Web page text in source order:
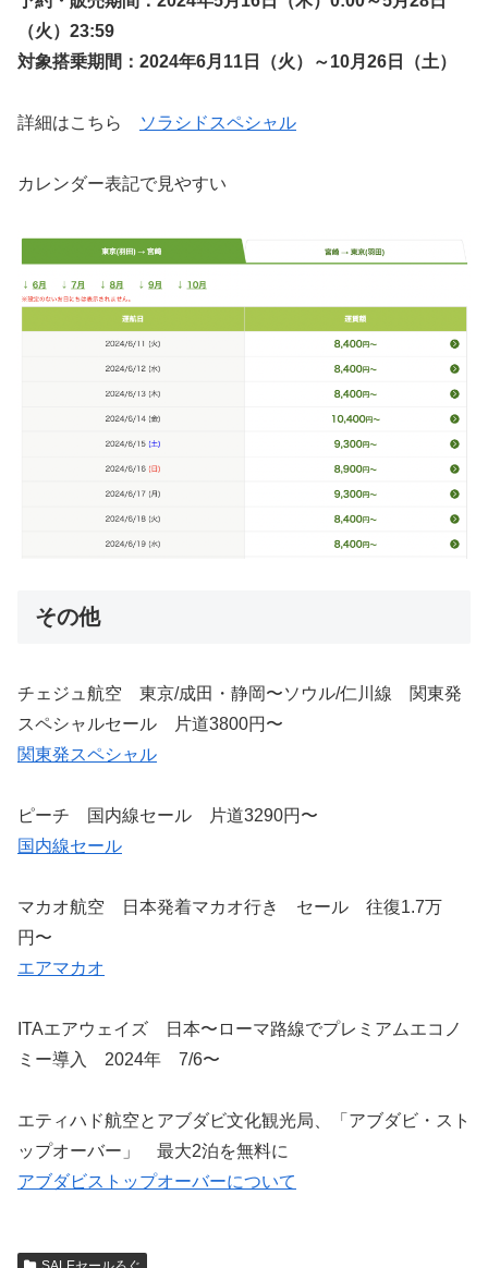
（火）23:59
対象搭乗期間：2024年6月11日（火）～10月26日（土）
詳細はこちら ソラシドスペシャル
カレンダー表記で見やすい
その他
チェジュ航空 東京/成田・静岡〜ソウル/仁川線 関東発
スペシャルセール 片道3800円〜
関東発スペシャル
ピーチ 国内線セール 片道3290円〜
国内線セール
マカオ航空 日本発着マカオ行き セール 往復1.7万
円〜
エアマカオ
ITAエアウェイズ 日本〜ローマ路線でプレミアムエコノ
ミー導入 2024年 7/6〜
エティハド航空とアブダビ文化観光局、「アブダビ・スト
ップオーバー」 最大2泊を無料に
アブダビストップオーバーについて